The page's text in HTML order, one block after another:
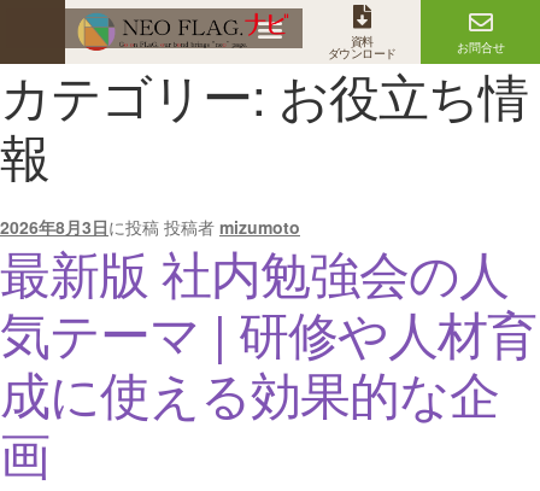
資料
ダウンロード
お問合せ
カテゴリー: お役立ち情
報
2026年8月3日に投稿 投稿者 mizumoto
最新版 社内勉強会の人
気テーマ | 研修や人材育
成に使える効果的な企
画